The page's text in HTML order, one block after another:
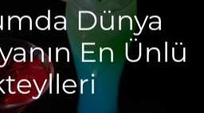
Dünya
En Ünlü